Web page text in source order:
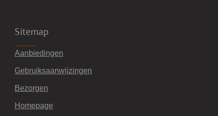
Sitemap
Aanbiedingen
Gebruiksaanwijzingen
Bezorgen
Homepage